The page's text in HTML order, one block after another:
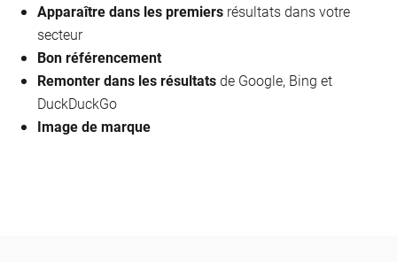
Apparaître dans les premiers résultats dans votre
secteur
Bon référencement
Remonter dans les résultatsde Google, Bing et
DuckDuckGo
Image de marque